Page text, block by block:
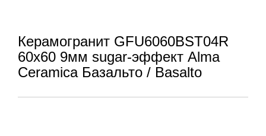
Керамогранит GFU6060BST04R
60x60 9мм sugar-эффект Alma
Ceramica Базальто / Basalto